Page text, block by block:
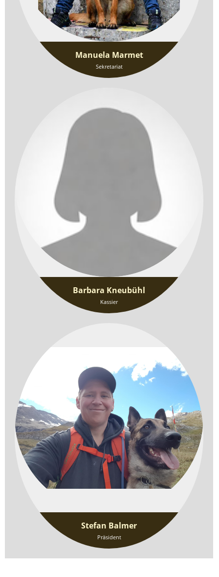
Manuela Marmet
Sekretariat
Barbara Kneubühl
Kassier
Stefan Balmer
Präsident